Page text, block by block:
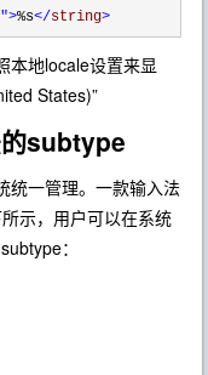
>%s</string>
本地locale设置来显
States)”
subtype
统一管理。一款输入法
示，用户可以在系统
：